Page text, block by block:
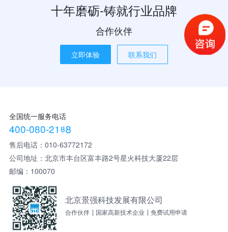
十年磨砺-铸就行业品牌
合作伙伴
立即体验 联系我们
全国统一服务电话
400-080-2188
售后电话：010-63772172
公司地址：北京市丰台区富丰路2号星火科技大厦22层
邮编：100070
北京景强科技发展有限公司
合作伙伴 国家高新技术企业 免费试用申请